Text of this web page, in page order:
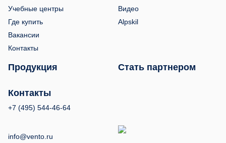
Учебные центры
Где купить
Вакансии
Контакты
Видео
Alpskil
Продукция Стать партнером
Контакты
+7 (495) 544-46-64
info@vento.ru